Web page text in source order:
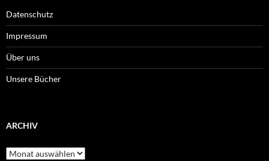
Datenschutz
Impressum
Über uns
Unsere Bücher
ARCHIV
Archiv